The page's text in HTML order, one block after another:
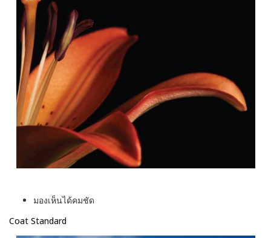
มองเห็นได้คมชัด
Coat Standard